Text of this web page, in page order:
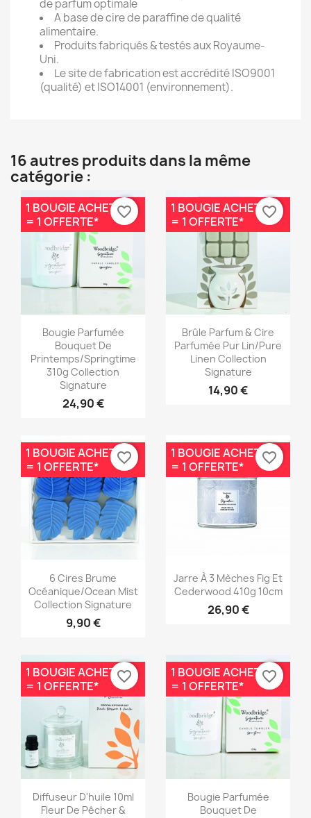
de parfum optimale
A base de cire de paraffine de qualité
alimentaire.
Produits fabriqués & testés aux Royaume-
Uni.
Le site de fabrication est accrédité ISO9001
(qualité) et ISO14001 (environnement).
16 autres produits dans la même
catégorie :
Aperçu rapide
Bougie Parfumée
Bouquet De
Printemps/Springtime
310g Collection
Signature
24,90 €
1 BOUGIE ACHETÉE
= 1 OFFERTE*
favorite_border
Aperçu rapide
Brûle Parfum & Cire
Parfumée Pur Lin/Pure
Linen Collection
Signature
14,90 €
1 BOUGIE ACHETÉE
= 1 OFFERTE*
favorite_border
Aperçu rapide
6 Cires Brume
Océanique/Ocean Mist
Collection Signature
9,90 €
1 BOUGIE ACHETÉE
= 1 OFFERTE*
favorite_border
Aperçu rapide
Jarre À 3 Mèches Fig Et
Cederwood 410g 10cm
26,90 €
1 BOUGIE ACHETÉE
= 1 OFFERTE*
favorite_border
Aperçu rapide
Diffuseur D'huile 10ml
Fleur De Pêcher &
1 BOUGIE ACHETÉE
= 1 OFFERTE*
favorite_border
Aperçu rapide
Bougie Parfumée
Bouquet De
1 BOUGIE ACHETÉE
= 1 OFFERTE*
favorite_border